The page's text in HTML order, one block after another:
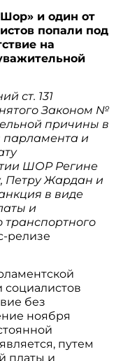
и один от
попали под
на
ст. 131
Законом №
причины в
парламента и
ШОР Регине
Петру Жардан и
в виде
и
релизе
без
ноября
путем
платы и